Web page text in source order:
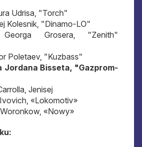
Udrisa, "Torch"
Kolesnik, "Dinamo-LO"
Grosera, "Zenith"
Poletaev, "Kuzbass"
Jordana Bisseta, "Gazprom-
Jenisej
«Lokomotiv»
«Nowy»